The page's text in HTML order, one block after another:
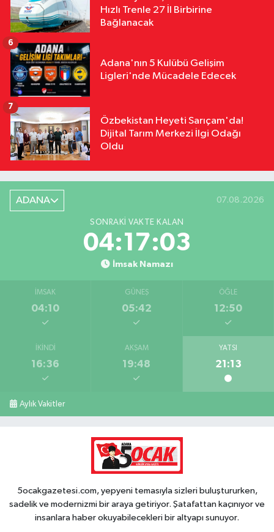
Hızlı Trenle 27 İl Birbirine
Bağlanacak
Adana'nın 5 Kulübü Gelişim
Ligleri'nde Mücadele Edecek
6
Özbekistan Heyeti Sarıçam'da!
Dijital Tarım Merkezi İlgi Odağı
Oldu
7
ADANA 07.08.2026
SONRAKI VAKTE KALAN
04:17:02
İmsak Namazı
İMSAK
04:10
GÜNEŞ
05:42
ÖĞLE
12:50
İKINDI
16:36
AKŞAM
19:48
YATSI
21:13
Aylık Vakitler
5ocakgazetesi.com, yepyeni temasıyla sizleri buluştururken,
sadelik ve modernizmi bir araya getiriyor. Şatafattan kaçınıyor ve
insanlara haber okuyabilecekleri bir altyapı sunuyor.